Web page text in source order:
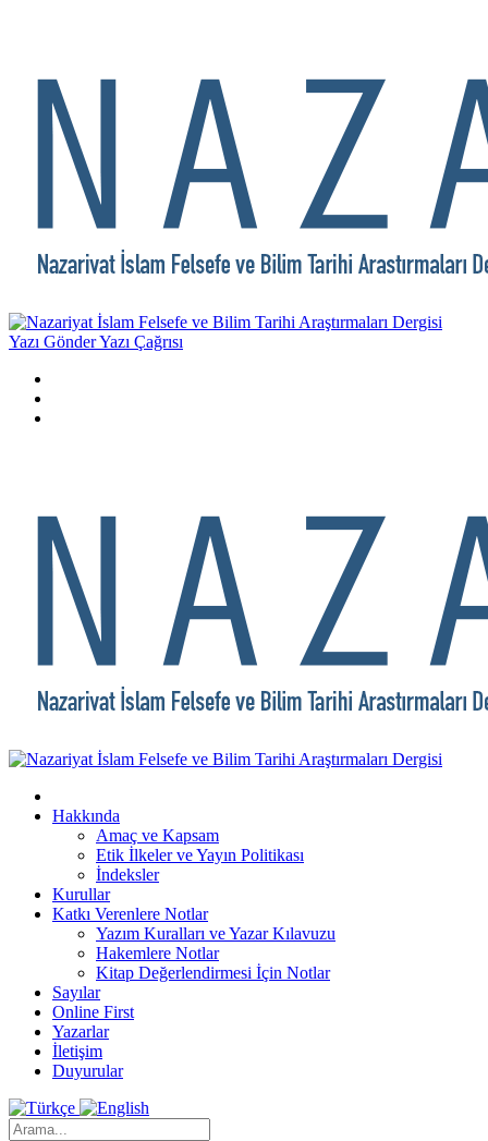
Yazı GönderYazı Çağrısı
Hakkında
Amaç ve Kapsam
Etik İlkeler ve Yayın Politikası
İndeksler
Kurullar
Katkı Verenlere Notlar
Yazım Kuralları ve Yazar Kılavuzu
Hakemlere Notlar
Kitap Değerlendirmesi İçin Notlar
Sayılar
Online First
Yazarlar
İletişim
Duyurular